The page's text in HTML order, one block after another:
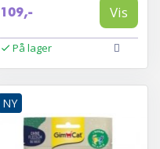
109,- Vis
På lager
NY